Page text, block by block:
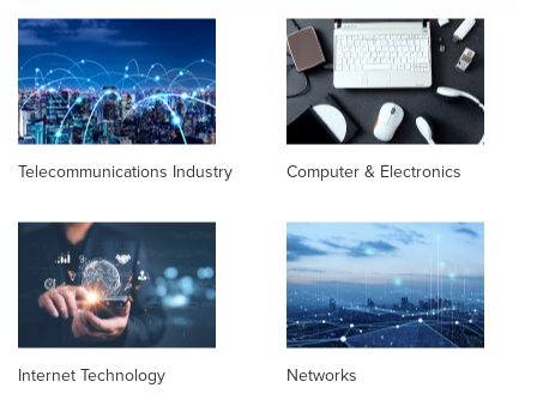
Telecommunications Industry Computer & Electronics
Internet Technology Networks